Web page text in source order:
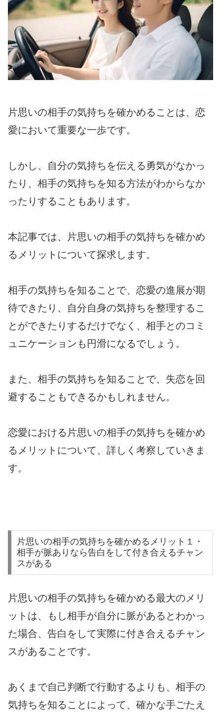
片思いの相手の気持ちを確かめることは、恋
愛において重要な一歩です。
しかし、自分の気持ちを伝える勇気がなかっ
たり、相手の気持ちを知る方法がわからなか
ったりすることもあります。
本記事では、片思いの相手の気持ちを確かめ
るメリットについて探求します。
相手の気持ちを知ることで、恋愛の進展が期
待できたり、自分自身の気持ちを整理するこ
とができたりするだけでなく、相手とのコミ
ュニケーションも円滑になるでしょう。
また、相手の気持ちを知ることで、失恋を回
避することもできるかもしれません。
恋愛における片思いの相手の気持ちを確かめ
るメリットについて、詳しく考察していきま
す。
片思いの相手の気持ちを確かめるメリット１・
相手が脈ありなら告白をして付き合えるチャン
スがある
片思いの相手の気持ちを確かめる最大のメリ
ットは、もし相手が自分に脈があるとわかっ
た場合、告白をして実際に付き合えるチャン
スがあることです。
あくまで自己判断で行動するよりも、相手の
気持ちを知ることによって、確かな手ごたえ